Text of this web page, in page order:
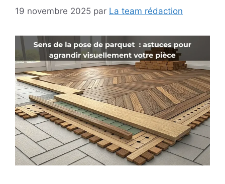
19 novembre 2025 par La team rédaction